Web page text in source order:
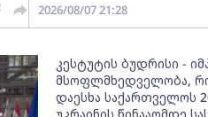
2026/08/07 21:28
კესტუტის ბუდრისი -
მსოფლმხედველობა,
დაესხა საქართველოს